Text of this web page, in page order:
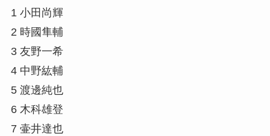
1 小田尚輝
2 時國隼輔
3 友野一希
4 中野紘輔
5 渡邊純也
6 木科雄登
7 壷井達也